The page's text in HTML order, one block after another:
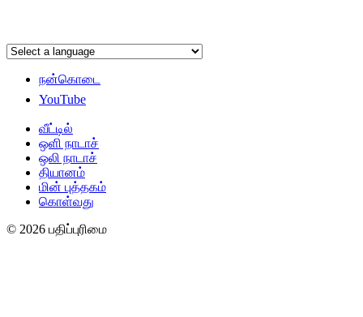
நன்கொடை
YouTube
வீட்டில்
ஒளி நாடாச்
ஒலி நாடாச்
தியானம்
மின் புத்தகம்
கொள்வது
© 2026 பதிப்புரிமை